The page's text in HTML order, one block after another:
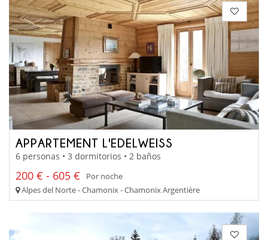
APPARTEMENT L'EDELWEISS
6 personas • 3 dormitorios • 2 baños
200 € - 605 €
Por noche
Alpes del Norte - Chamonix - Chamonix Argentière